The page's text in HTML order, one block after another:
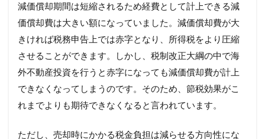
減価償却期間は短縮されるため経費として計上できる減
価償却費は大きい額になっていました。減価償却費が大
きければ税務申告上では赤字となり、所得税をより圧縮
させることができます。しかし、税制改正大綱の中で海
外不動産投資を行うと赤字になっても減価償却費が計上
できなくなってしまうのです。そのため、節税効果がこ
れまでよりも期待できなくなると言われています。
ただし、売却時にかかる税金負担は減らせる方向性にな